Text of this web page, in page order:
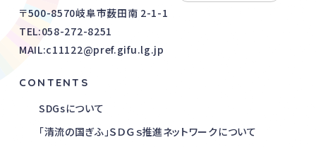
〒500-8570岐阜市薮田南 2-1-1
TEL:058-272-8251
MAIL:c11122@pref.gifu.lg.jp
CONTENTS
SDGsについて
「清流の国ぎふ」ＳＤＧｓ推進ネットワークについて